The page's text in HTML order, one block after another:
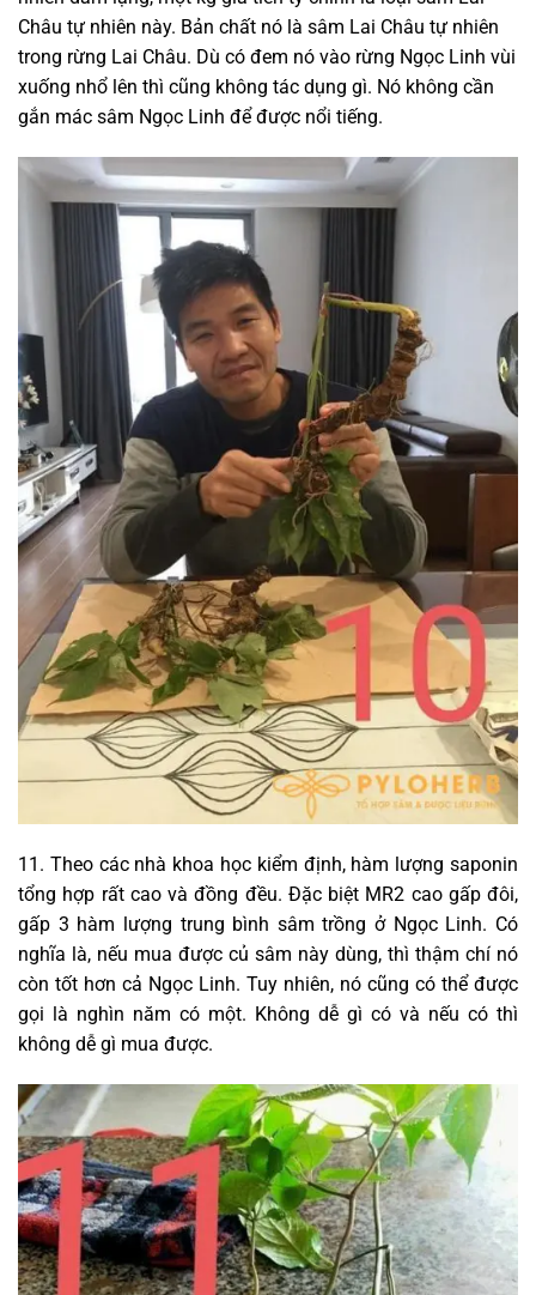
Châu tự nhiên này. Bản chất nó là sâm Lai Châu tự nhiên
trong rừng Lai Châu. Dù có đem nó vào rừng Ngọc Linh vùi
xuống nhổ lên thì cũng không tác dụng gì. Nó không cần
gắn mác sâm Ngọc Linh để được nổi tiếng.
11. Theo các nhà khoa học kiểm định, hàm lượng saponin
tổng hợp rất cao và đồng đều. Đặc biệt MR2 cao gấp đôi,
gấp 3 hàm lượng trung bình sâm trồng ở Ngọc Linh. Có
nghĩa là, nếu mua được củ sâm này dùng, thì thậm chí nó
còn tốt hơn cả Ngọc Linh. Tuy nhiên, nó cũng có thể được
gọi là nghìn năm có một. Không dễ gì có và nếu có thì
không dễ gì mua được.